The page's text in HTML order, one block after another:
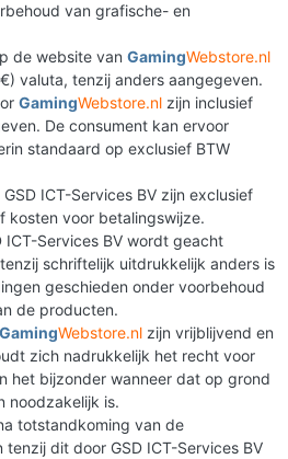
van grafische- en
de website van GamingWebstore.nl
valuta, tenzij anders aangegeven.
GamingWebstore.nl zijn inclusief
De consument kan ervoor
standaard op exclusief BTW
ICT-Services BV zijn exclusief
kosten voor betalingswijze.
ICT-Services BV wordt geacht
schriftelijk uitdrukkelijk anders is
geschieden onder voorbehoud
de producten.
GamingWebstore.nl zijn vrijblijvend en
zich nadrukkelijk het recht voor
het bijzonder wanneer dat op grond
noodzakelijk is.
totstandkoming van de
dit door GSD ICT-Services BV